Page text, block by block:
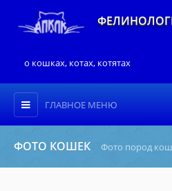
о кошках, котах, котятах
ГЛАВНОЕ МЕНЮ
ФОТО КОШЕК Фото пород